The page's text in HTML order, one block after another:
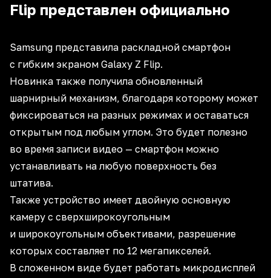
Flip представлен официально
Samsung представила раскладной смартфон
с гибким экраном Galaxy Z Flip.
Новинка также получила обновленный
шарнирный механизм, благодаря которому может
фиксироваться на разных режимах и оставаться
открытым под любым углом. Это будет полезно
во время записи видео — смартфон можно
устанавливать на любую поверхность без
штатива.
Также устройство имеет двойную основную
камеру с сверхширокоугольным
и широкоугольным объективами, разрешение
которых составляет по 12 мегапикселей.
В сложенном виде будет работать микродисплей